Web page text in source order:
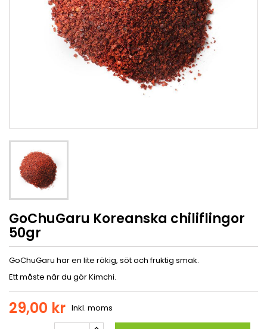
GoChuGaru Koreanska chiliflingor
50gr
GoChuGaru har en lite rökig, söt och fruktig smak.
Ett måste när du gör Kimchi.
29,00 kr Inkl. moms